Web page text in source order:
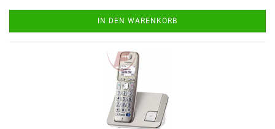
IN DEN WARENKORB